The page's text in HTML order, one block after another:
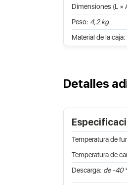
Dimensiones (L ×
Peso: 4,2 kg
Material de la caja:
Detalles
Temperatura de
Temperatura de
Descarga: de -40